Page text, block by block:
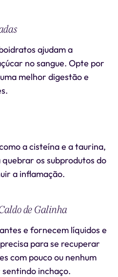
ajudam a
no sangue. Opte por
melhor digestão e
a cisteína e a taurina,
os subprodutos do
a inflamação.
de Galinha
e fornecem líquidos e
para se recuperar
com pouco ou nenhum
inchaço.